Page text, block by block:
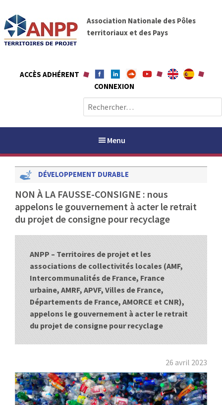
t
A
N
P
P
Association Nationale des Pôles
territoriaux et des Pays
ACCÈS ADHÉRENT
CONNEXION
e
c
c
e
r
:
Menu
PAYS / PETR
PUBLICATIONS
JURIDIQUE
EUROPE
DÉVELOPPEMENT DURABLE
NON À LA FAUSSE-CONSIGNE : nous
appelons le gouvernement à acter le retrait
du projet de consigne pour recyclage
ANPP – Territoires de projet et les
associations de collectivités locales (AMF,
Intercommunalités de France, France
urbaine, AMRF, APVF, Villes de France,
Départements de France, AMORCE et CNR),
appelons le gouvernement à acter le retrait
du projet de consigne pour recyclage
26 avril 2023